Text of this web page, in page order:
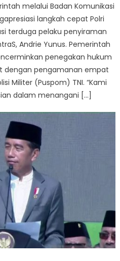
melalui Badan Komunikasi
langkah cepat Polri
terduga pelaku penyiraman
Andrie Yunus. Pemerintah
penegakan hukum
dengan pengamanan empat
Militer (Puspom) TNI. “Kami
dalam menangani […]